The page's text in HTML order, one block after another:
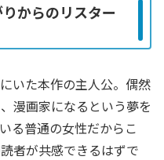
からのリスター
いた本作の主人公。偶然
漫画家になるという夢を
る普通の女性だからこ
者が共感できるはずで